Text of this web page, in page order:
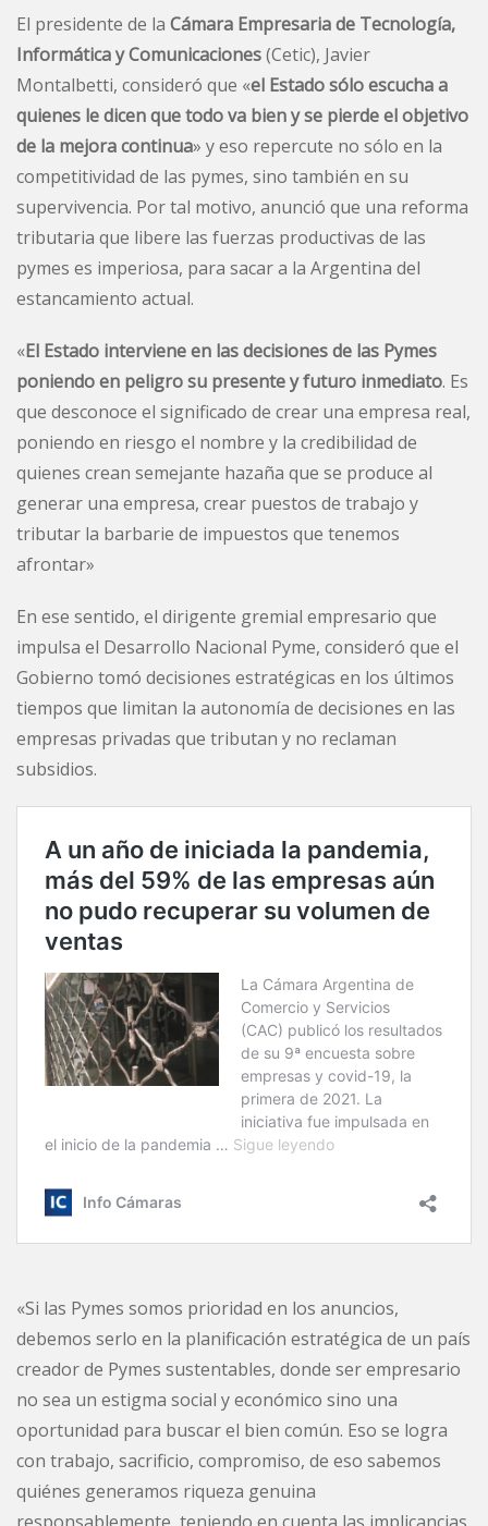
El presidente de la Cámara Empresaria de Tecnología,
Informática y Comunicaciones(Cetic), Javier
Montalbetti, consideró que «el Estado sólo escucha a
quienes le dicen que todo va bien y se pierde el objetivo
de la mejora continua» y eso repercute no sólo en la
competitividad de las pymes, sino también en su
supervivencia. Por tal motivo, anunció que una reforma
tributaria que libere las fuerzas productivas de las
pymes es imperiosa, para sacar a la Argentina del
estancamiento actual.
«El Estado interviene en las decisiones de las Pymes
poniendo en peligro su presente y futuro inmediato. Es
que desconoce el significado de crear una empresa real,
poniendo en riesgo el nombre y la credibilidad de
quienes crean semejante hazaña que se produce al
generar una empresa, crear puestos de trabajo y
tributar la barbarie de impuestos que tenemos
afrontar»
En ese sentido, el dirigente gremial empresario que
impulsa el Desarrollo Nacional Pyme, consideró que el
Gobierno tomó decisiones estratégicas en los últimos
tiempos que limitan la autonomía de decisiones en las
empresas privadas que tributan y no reclaman
subsidios.
«Si las Pymes somos prioridad en los anuncios,
debemos serlo en la planificación estratégica de un país
creador de Pymes sustentables, donde ser empresario
no sea un estigma social y económico sino una
oportunidad para buscar el bien común. Eso se logra
con trabajo, sacrificio, compromiso, de eso sabemos
quiénes generamos riqueza genuina